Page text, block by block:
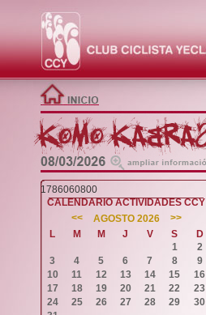
1786060800
CALENDARIO ACTIVIDADES CCY
<<
AGOSTO 2026
>>
L
M M J V S
D
1
2
3
4 5 6 7 8
9
10
11 12 13 14 15
16
17
18 19 20 21 22
23
24
25 26 27 28 29
30